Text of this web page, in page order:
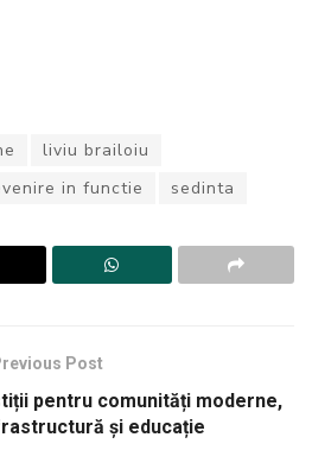
liviu brailoiu
in functie sedinta
Post
pentru comunități moderne,
și educație